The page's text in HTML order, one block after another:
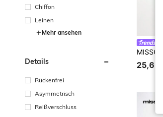
Chiffon
Leinen
Mehr ansehen
Details
Rückenfrei
Asymmetrisch
Reißverschluss
25,65€